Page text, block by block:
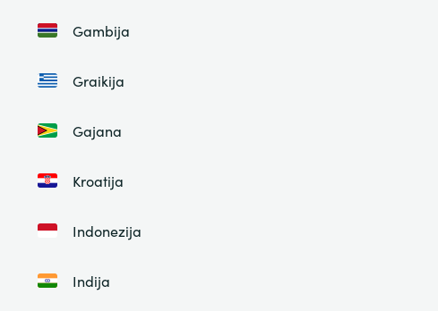
Gambija
Graikija
Gajana
Kroatija
Indonezija
Indija